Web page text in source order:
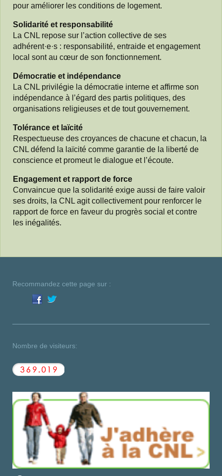
pour améliorer les conditions de logement.
Solidarité et responsabilité
La CNL repose sur l’action collective de ses
adhérent·e·s : responsabilité, entraide et engagement
local sont au cœur de son fonctionnement.
Démocratie et indépendance
La CNL privilégie la démocratie interne et affirme son
indépendance à l’égard des partis politiques, des
organisations religieuses et de tout gouvernement.
Tolérance et laïcité
Respectueuse des croyances de chacune et chacun, la
CNL défend la laïcité comme garantie de la liberté de
conscience et promeut le dialogue et l’écoute.
Engagement et rapport de force
Convaincue que la solidarité exige aussi de faire valoir
ses droits, la CNL agit collectivement pour renforcer le
rapport de force en faveur du progrès social et contre
les inégalités.
Recommandez cette page sur :
Nombre de visiteurs: